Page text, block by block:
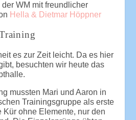
WM mit freundlicher
Hella & Dietmar Höppner
es zur Zeit leicht. Da es hier
besuchten wir heute das
mussten Mari und Aaron in
Trainingsgruppe als erste
Kür ohne Elemente, nur den